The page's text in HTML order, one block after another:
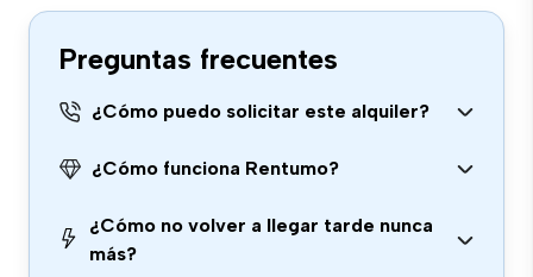
Preguntas frecuentes
¿Cómo puedo solicitar este alquiler?
¿Cómo funciona Rentumo?
¿Cómo no volver a llegar tarde nunca
más?